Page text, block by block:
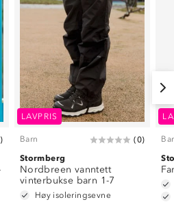
)
LAVPRIS
Barn (0)
Stormberg
Nordbreen vanntett
vinterbukse barn 1-7
Høy isoleringsevne